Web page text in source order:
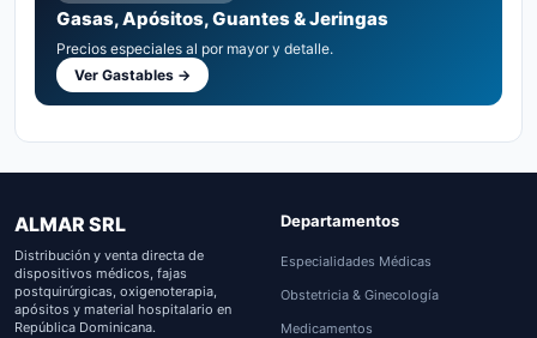
Gasas, Apósitos, Guantes & Jeringas
Precios especiales al por mayor y detalle.
Ver Gastables →
ALMAR SRL
Distribución y venta directa de
dispositivos médicos, fajas
postquirúrgicas, oxigenoterapia,
apósitos y material hospitalario en
República Dominicana.
Departamentos
Especialidades Médicas
Obstetricia & Ginecología
Medicamentos